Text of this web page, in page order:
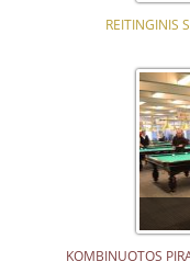
REITINGINIS
KOMBINUOTOS